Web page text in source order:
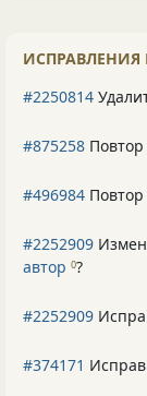
ИСПРАВЛЕНИЯ
#2250814
#875258
#496984
#2252909
автор 0?
#2252909
#374171